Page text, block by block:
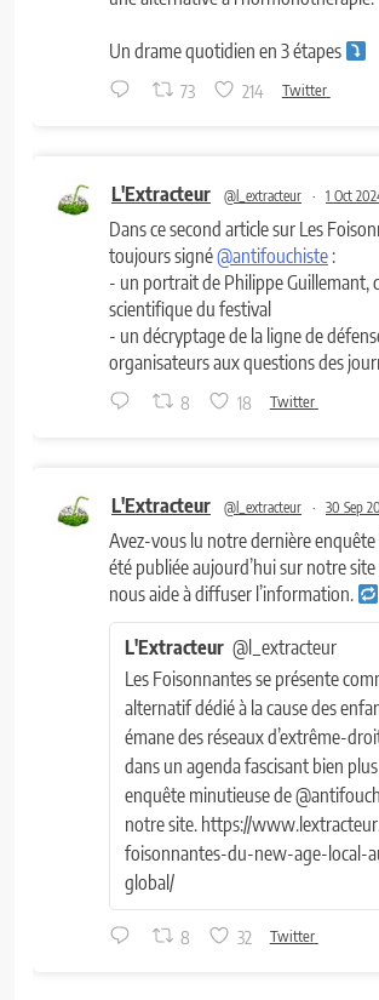
Un drame quotidien en 3 étapes
73 214 Twitter
L'Extracteur @l_extracteur · 1 Oct
Dans ce second article sur Les
toujours signé@antifouchiste :
- un portrait de Philippe Guillemant,
scientifique du festival
- un décryptage de la ligne de
organisateurs aux questions des
8 18 Twitter
L'Extracteur @l_extracteur · 30 Sep
Avez-vous lu notre dernière enquête
été publiée aujourd’hui sur notre
nous aide à diffuser l’information.
L'Extracteur @l_extracteur
Les Foisonnantes se présente
alternatif dédié à la cause des
émane des réseaux d’extrême-
dans un agenda fascisant bien
enquête minutieuse de
notre site. https://
foisonnantes-du-new-age-local-
global/
8 32 Twitter